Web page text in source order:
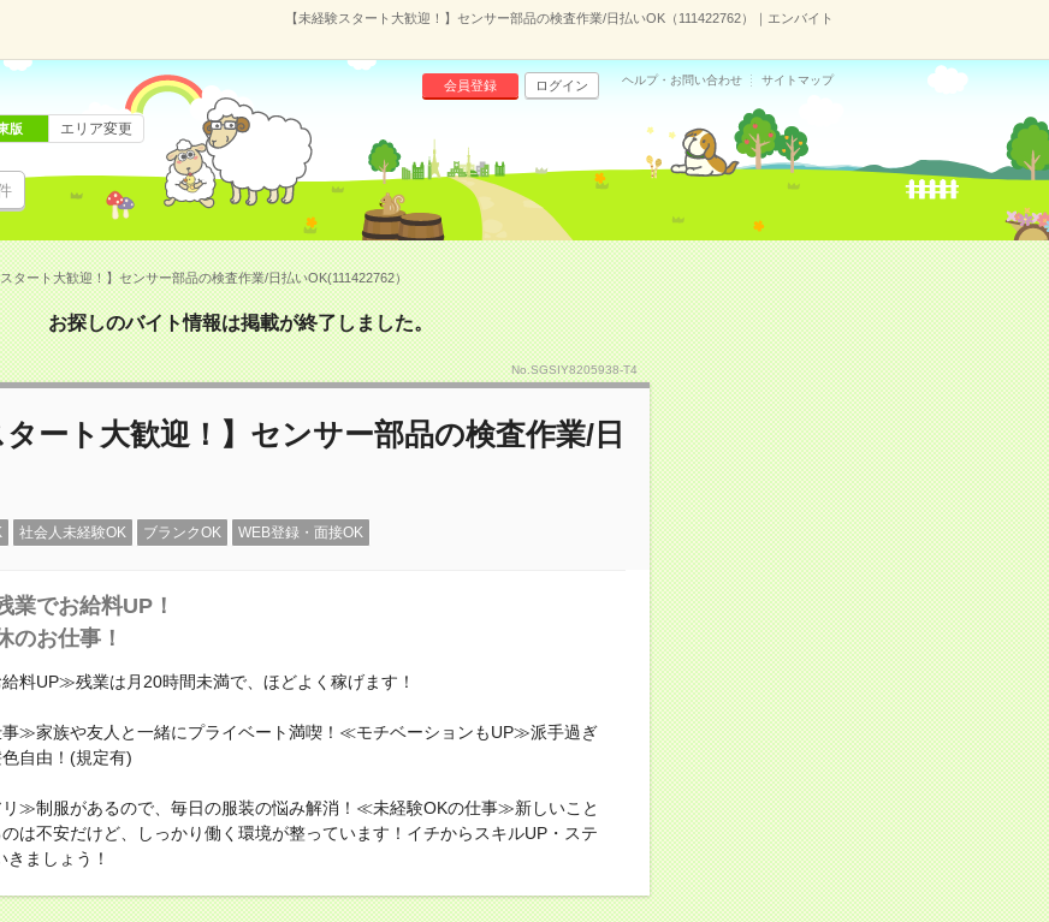
【未経験スタート大歓迎！】センサー部品の検査作業/日払いOK（111422762）｜エンバイト
会員登録 ログイン ヘルプ・お問い合わせ サイトマップ
版 エリア変更
タート大歓迎！】センサー部品の検査作業/日払いOK(111422762）
お探しのバイト情報は掲載が終了しました。
No.SGSIY8205938-T4
タート大歓迎！】センサー部品の検査作業/日
社会人未経験OK ブランクOK WEB登録・面接OK
業でお給料UP！
のお仕事！
料UP≫残業は月20時間未満で、ほどよく稼げます！
≫家族や友人と一緒にプライベート満喫！≪モチベーションもUP≫派手過ぎ
自由！(規定有)
≫制服があるので、毎日の服装の悩み解消！≪未経験OKの仕事≫新しいこと
は不安だけど、しっかり働く環境が整っています！イチからスキルUP・ステ
きましょう！